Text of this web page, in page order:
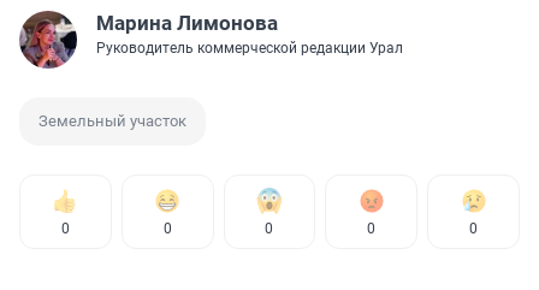
Марина Лимонова
Руководитель коммерческой редакции Урал
Земельный участок
0 0 0 0 0